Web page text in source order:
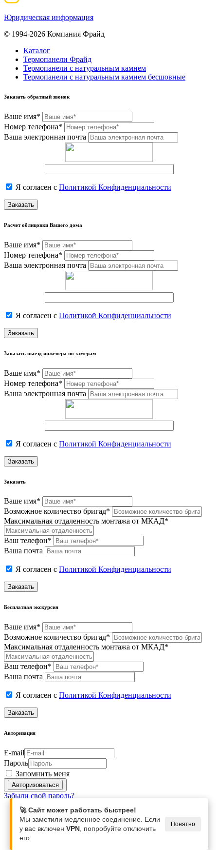
Юридическая информация
© 1994-2026 Компания Фрайд
Каталог
Термопанели Фрайд
Термопанели с натуральным камнем
Термопанели с натуральным камнем бесшовные
Заказать обратный звонок
Ваше имя*
Номер телефона*
Ваша электронная почта
Я согласен с Политикой Конфиденциальности
Заказать
Расчет облицовки Вашего дома
Ваше имя*
Номер телефона*
Ваша электронная почта
Я согласен с Политикой Конфиденциальности
Заказать
Заказать выезд инженера по замерам
Ваше имя*
Номер телефона*
Ваша электронная почта
Я согласен с Политикой Конфиденциальности
Заказать
Заказать
Ваше имя*
Возможное количество бригад*
Максимальная отдаленность монтажа от МКАД*
Ваш телефон*
Ваша почта
Я согласен с Политикой Конфиденциальности
Заказать
Бесплатная экскурсия
Ваше имя*
Возможное количество бригад*
Максимальная отдаленность монтажа от МКАД*
Ваш телефон*
Ваша почта
Я согласен с Политикой Конфиденциальности
Заказать
Авторизация
E-mail
Пароль
Запомнить меня
Забыли свой пароль?
🚀 Сайт может работать быстрее!
Мы заметили медленное соединение. Если
у вас включен VPN , попробуйте отключить
его.
Понятно